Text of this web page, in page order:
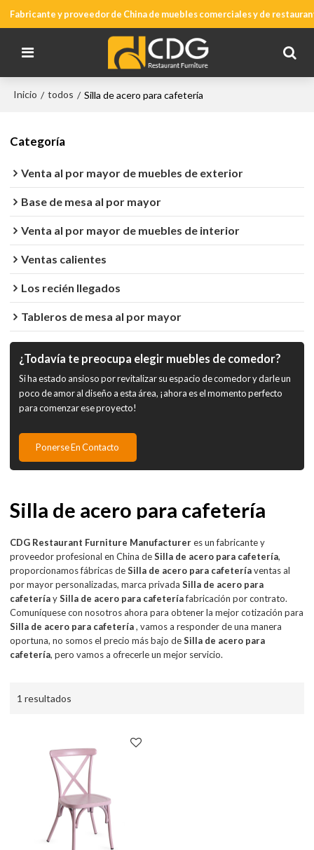
Fabricante y proveedor de China de muebles comerciales y de
Inicio / todos / Silla de acero para cafetería
Categoría
Venta al por mayor de muebles de exterior
Base de mesa al por mayor
Venta al por mayor de muebles de interior
Ventas calientes
Los recién llegados
Tableros de mesa al por mayor
¿Todavía te preocupa elegir muebles de comedor?
Si ha estado ansioso por revitalizar su espacio de comedor y darle un
poco de amor al diseño a esta área, ¡ahora es el momento perfecto
para comenzar ese proyecto!
Ponerse En Contacto
Silla de acero para cafetería
CDG Restaurant Furniture Manufactureres un fabricante y
proveedor profesional en China deSilla de acero para cafetería,
proporcionamos fábricas deSilla de acero para cafeteríaventas al
por mayor personalizadas, marca privadaSilla de acero para
cafeteríaySilla de acero para cafeteríafabricación por contrato.
Comuníquese con nosotros ahora para obtener la mejor cotización para
Silla de acero para cafetería, vamos a responder de una manera
oportuna, no somos el precio más bajo deSilla de acero para
cafetería, pero vamos a ofrecerle un mejor servicio.
1 resultados